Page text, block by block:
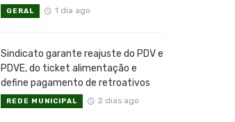
GERAL 1 dia ago
Sindicato garante reajuste do PDV e
PDVE, do ticket alimentação e
define pagamento de retroativos
REDE MUNICIPAL 2 dias ago